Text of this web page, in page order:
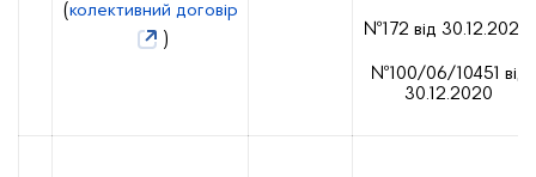
(колективний договір
)
№172 від 30.12.2020;
№100/06/10451 від
30.12.2020